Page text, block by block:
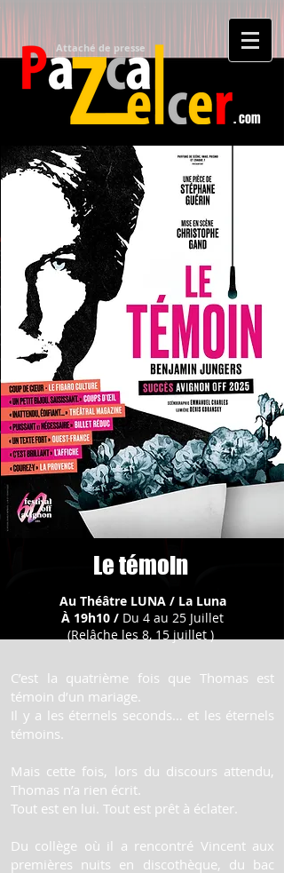
Attaché de presse​
. com
Le témoin
Au Théâtre LUNA / La Luna
À 19h10 / Du 4 au 25 Juillet
(Relâche les 8, 15 juillet )
C’est la quatrième fois que Thomas est
témoin d’un mariage.
Il y a les éternels seconds… et les éternels
témoins.
Mais cette fois, lors du discours attendu,
Thomas n’a rien écrit.
Tout est en lui. Tout est prêt à éclater.
Du collège où il a rencontré Vincent aux
premières nuits en discothèque, du bac